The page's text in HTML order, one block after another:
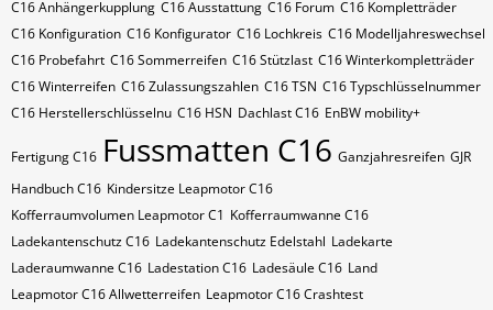
C16 Anhängerkupplung C16 Ausstattung C16 Forum C16 Kompletträder
C16 Konfiguration C16 Konfigurator C16 Lochkreis C16 Modelljahreswechsel
C16 Probefahrt C16 Sommerreifen C16 Stützlast C16 Winterkompletträder
C16 Winterreifen C16 Zulassungszahlen C16​​​​ TSN C16​​​​ Typschlüsselnummer
C16​​​​​ Herstellerschlüsselnu C16​​​​​ HSN Dachlast C16 EnBW mobility+
Fertigung C16 Fussmatten C16 Ganzjahresreifen GJR
Handbuch C16 Kindersitze Leapmotor C16
Kofferraumvolumen Leapmotor C1 Kofferraumwanne C16
Ladekantenschutz C16 Ladekantenschutz Edelstahl Ladekarte
Laderaumwanne C16 Ladestation C16 Ladesäule C16 Land
Leapmotor C16 Allwetterreifen Leapmotor C16 Crashtest